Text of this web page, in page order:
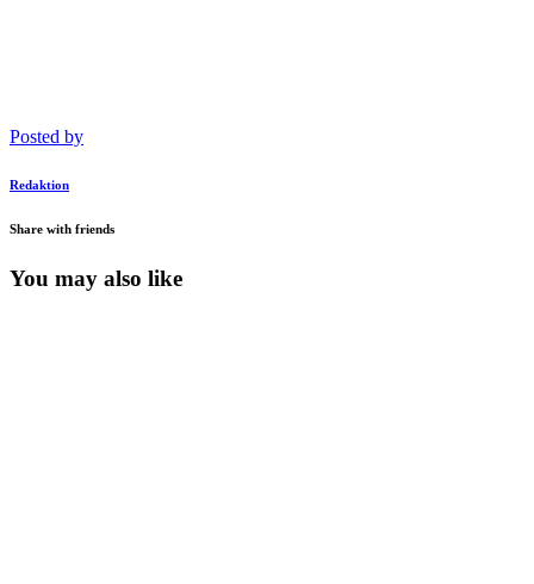
Posted by
Redaktion
Share with friends
You may also like